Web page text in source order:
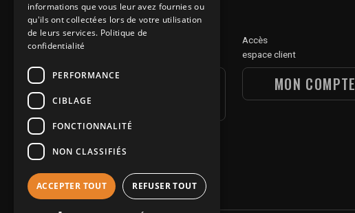
UGT DIGITAL
Accès
espace client
MON COMPTE
informations que vous leur avez fournies ou
qu'ils ont collectées lors de votre utilisation
de leurs services. Politique de
confidentialité
PERFORMANCE
CIBLAGE
FONCTIONNALITÉ
NON CLASSIFIÉS
ACCEPTER TOUT REFUSER TOUT